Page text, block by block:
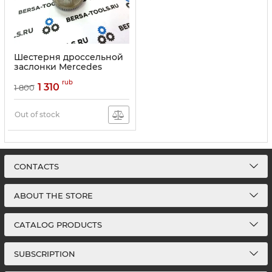
Шестерня дроссельной
заслонки Mercedes
1 800 1 310 rub
Out of stock
CONTACTS
ABOUT THE STORE
CATALOG PRODUCTS
SUBSCRIPTION